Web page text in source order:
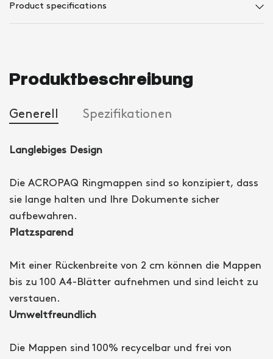
Product specifications
Produktbeschreibung
Generell Spezifikationen
Langlebiges Design
Die ACROPAQ Ringmappen sind so konzipiert, dass
sie lange halten und Ihre Dokumente sicher
aufbewahren.
Platzsparend
Mit einer Rückenbreite von 2 cm können die Mappen
bis zu 100 A4-Blätter aufnehmen und sind leicht zu
verstauen.
Umweltfreundlich
Die Mappen sind 100% recycelbar und frei von